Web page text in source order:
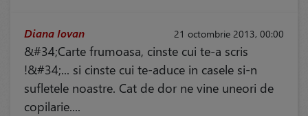
21 octombrie 2013, 00:00
Diana Iovan
&#34;Carte frumoasa, cinste cui te-a scris
!&#34;... si cinste cui te-aduce in casele si-n
sufletele noastre. Cat de dor ne vine uneori de
copilarie....